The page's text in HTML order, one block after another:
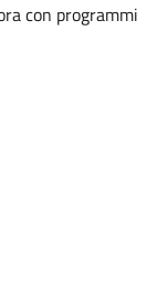
con programmi